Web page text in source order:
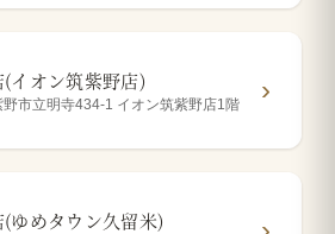
イオン筑紫野店)
市立明寺434-1 イオン筑紫野店1階
ゆめタウン久留米)